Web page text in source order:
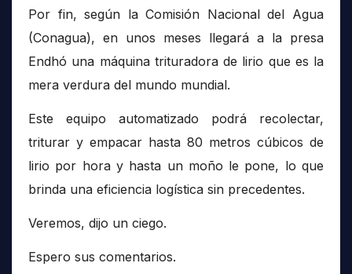
Por fin, según la Comisión Nacional del Agua
(Conagua), en unos meses llegará a la presa
Endhó una máquina trituradora de lirio que es la
mera verdura del mundo mundial.
Este equipo automatizado podrá recolectar,
triturar y empacar hasta 80 metros cúbicos de
lirio por hora y hasta un moño le pone, lo que
brinda una eficiencia logística sin precedentes.
Veremos, dijo un ciego.
Espero sus comentarios.